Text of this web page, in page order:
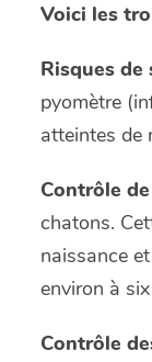
Voici les
Risques de
pyomètre
atteintes de
Contrôle
chatons.
naissance
environ à
Contrôle